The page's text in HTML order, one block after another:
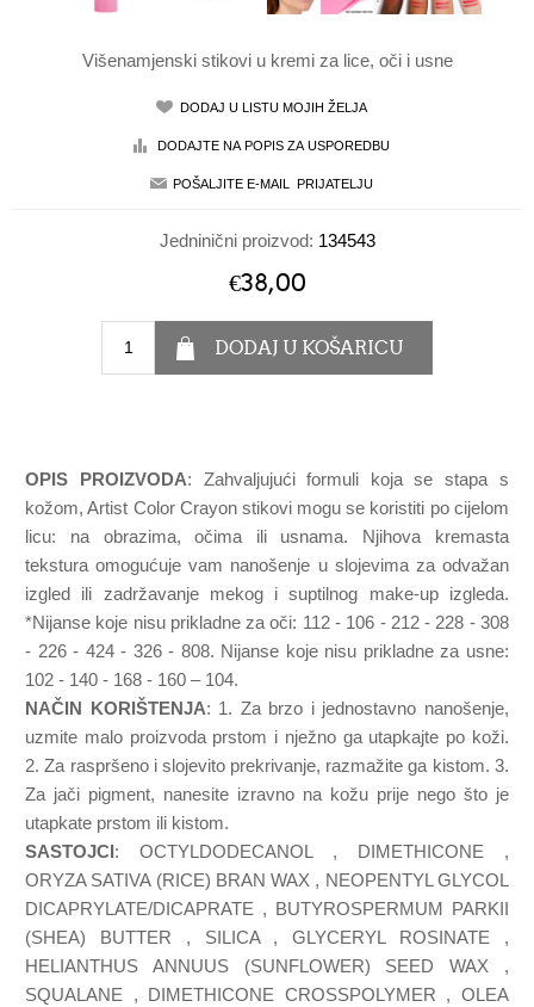
Višenamjenski stikovi u kremi za lice, oči i usne
Jedninični proizvod: 134543
€38,00
OPIS PROIZVODA: Zahvaljujući formuli koja se stapa s
kožom, Artist Color Crayon stikovi mogu se koristiti po cijelom
licu: na obrazima, očima ili usnama. Njihova kremasta
tekstura omogućuje vam nanošenje u slojevima za odvažan
izgled ili zadržavanje mekog i suptilnog make-up izgleda.
*Nijanse koje nisu prikladne za oči: 112 - 106 - 212 - 228 - 308
- 226 - 424 - 326 - 808. Nijanse koje nisu prikladne za usne:
102 - 140 - 168 - 160 – 104.
NAČIN KORIŠTENJA: 1. Za brzo i jednostavno nanošenje,
uzmite malo proizvoda prstom i nježno ga utapkajte po koži.
2. Za raspršeno i slojevito prekrivanje, razmažite ga kistom. 3.
Za jači pigment, nanesite izravno na kožu prije nego što je
utapkate prstom ili kistom.
SASTOJCI: OCTYLDODECANOL , DIMETHICONE ,
ORYZA SATIVA (RICE) BRAN WAX , NEOPENTYL GLYCOL
DICAPRYLATE/DICAPRATE , BUTYROSPERMUM PARKII
(SHEA) BUTTER , SILICA , GLYCERYL ROSINATE ,
HELIANTHUS ANNUUS (SUNFLOWER) SEED WAX ,
SQUALANE , DIMETHICONE CROSSPOLYMER , OLEA